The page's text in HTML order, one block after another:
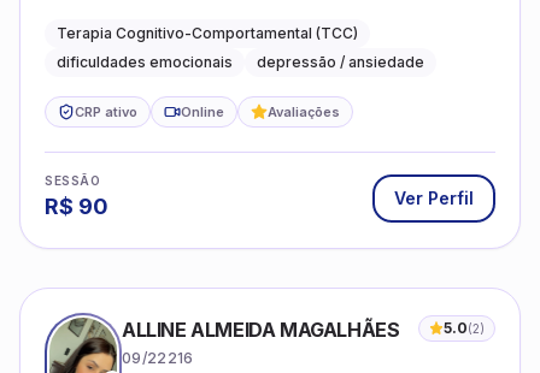
dificuldades do dia a dia
Terapia Cognitivo-Comportamental (TCC)
dificuldades emocionais
depressão / ansiedade
CRP ativo Online Avaliações
SESSÃO
R$ 90 Ver Perfil
ALLINE ALMEIDA MAGALHÃES 5.0(2)
09/22216